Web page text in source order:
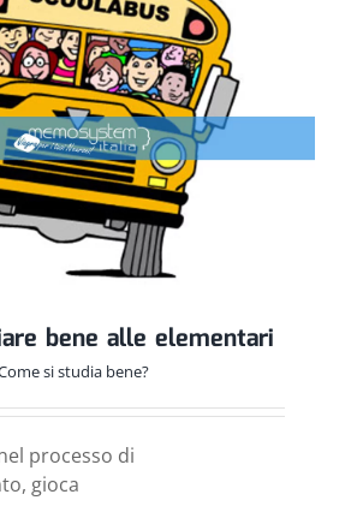
bene alle elementari
si studia bene?
processo di
gioca